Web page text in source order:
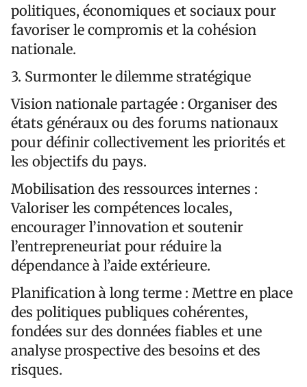
politiques, économiques et sociaux pour
favoriser le compromis et la cohésion
nationale.
3.⁠ ⁠Surmonter le dilemme stratégique
Vision nationale partagée : Organiser des
états généraux ou des forums nationaux
pour définir collectivement les priorités et
les objectifs du pays.
Mobilisation des ressources internes :
Valoriser les compétences locales,
encourager l’innovation et soutenir
l’entrepreneuriat pour réduire la
dépendance à l’aide extérieure.
Planification à long terme : Mettre en place
des politiques publiques cohérentes,
fondées sur des données fiables et une
analyse prospective des besoins et des
risques.